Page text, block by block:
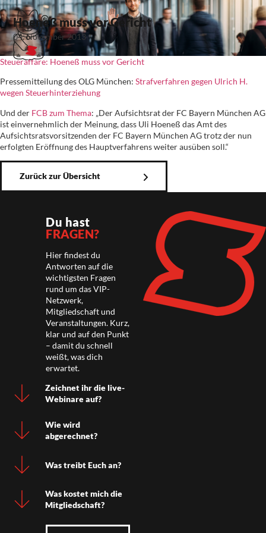
Hoeneß muss vor Gericht
04. November 2013
Steueraffäre: Hoeneß muss vor Gericht
Pressemitteilung des OLG München: Strafverfahren gegen Ulrich H.
wegen Steuerhinterziehung
Und der FCB zum Thema: „Der Aufsichtsrat der FC Bayern München AG
ist einvernehmlich der Meinung, dass Uli Hoeneß das Amt des
Aufsichtsratsvorsitzenden der FC Bayern München AG trotz der nun
erfolgten Eröffnung des Hauptverfahrens weiter ausüben soll.“
Zurück zur Übersicht
Du hast
FRAGEN?
Hier findest du
Antworten auf die
wichtigsten Fragen
rund um das VIP-
Netzwerk,
Mitgliedschaft und
Veranstaltungen. Kurz,
klar und auf den Punkt
– damit du schnell
weißt, was dich
erwartet.
Zeichnet ihr die live-
Webinare auf?
Wie wird
abgerechnet?
Was treibt Euch an?
Was kostet mich die
Mitgliedschaft?